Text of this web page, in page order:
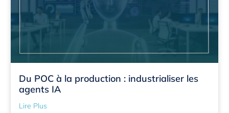
Du POC à la production : industrialiser les
agents IA
Lire Plus